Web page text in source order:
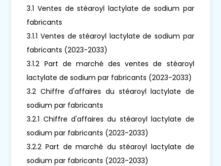
3.1 Ventes de stéaroyl lactylate de sodium par
fabricants
3.1.1 Ventes de stéaroyl lactylate de sodium par
fabricants (2023-2033)
3.1.2 Part de marché des ventes de stéaroyl
lactylate de sodium par fabricants (2023-2033)
3.2 Chiffre d'affaires du stéaroyl lactylate de
sodium par fabricants
3.2.1 Chiffre d'affaires du stéaroyl lactylate de
sodium par fabricants (2023-2033)
3.2.2 Part de marché du stéaroyl lactylate de
sodium par fabricants (2023-2033)